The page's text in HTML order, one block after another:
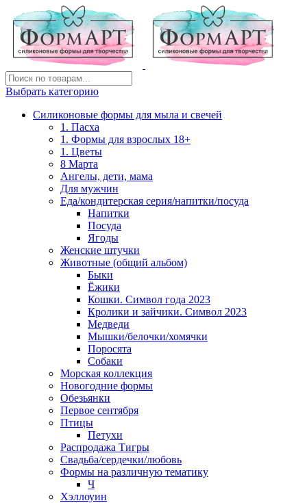
Выбрать категорию
Силиконовые формы для мыла и свечей
1. Пасха
1. Формы для взрослых 18+
1. Цветы
8 Марта
Ангелы, дети, мама
Для мужчин
Еда/кондитерская серия/напитки/посуда
Напитки
Посуда
Ягоды
Женские штучки
Животные (общий альбом)
Быки
Ёжики
Кошки. Символ года 2023
Кролики и зайчики. Символ 2023
Медведи
Мышки/белочки/хомячки
Поросята
Собаки
Морская коллекция
Новогодние формы
Обезьянки
Первое сентября
Птицы
Петухи
Распродажа Тигры
Свадьба/сердечки/любовь
Формы на различную тематику
Ч
Хэллоуин